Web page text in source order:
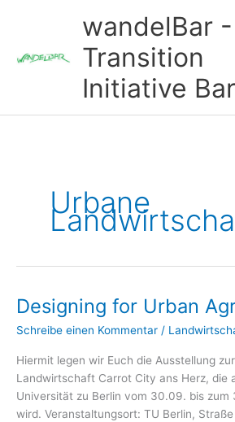
wandelBar -
Transition
Initiative
Urbane
Designing for Urban
Schreibe einen Kommentar /
Hiermit legen wir Euch die Ausstellung
Landwirtschaft Carrot City ans Herz, die
Universität zu Berlin vom 30.09. bis zum
wird. Veranstaltungsort: TU Berlin, Straße